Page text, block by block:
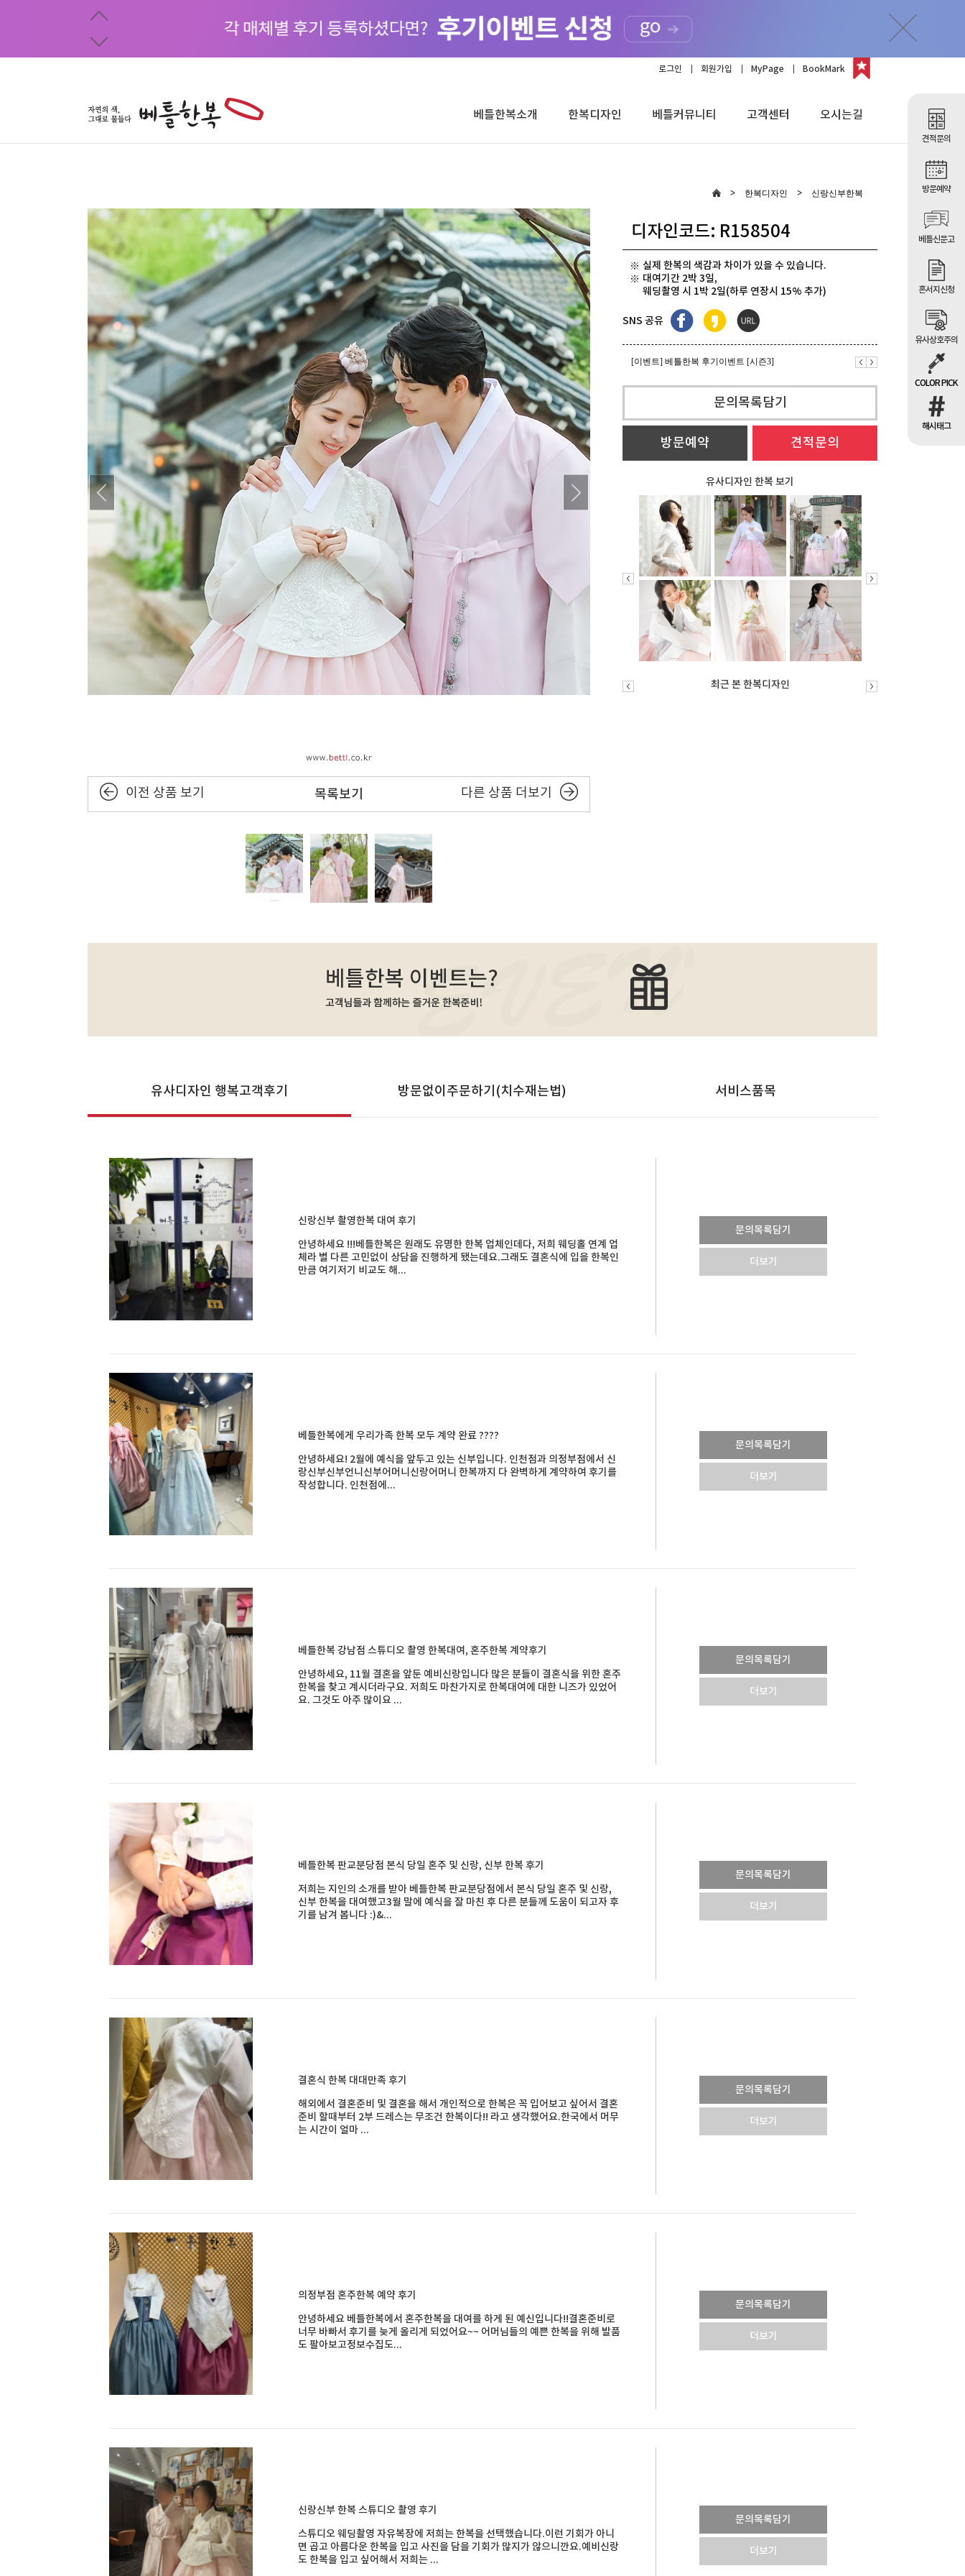
로그인 회원가입 MyPage BookMark
베틀한복소개 한복디자인 베틀커뮤니티 고객센터 오시는길
견적문의
방문예약
베틀신문고
혼서지신청
유사상호주의
COLOR PICK
해시태그
한복디자인 신랑신부한복
목록보기
이전 상품 보기 다른 상품 더보기
디자인코드: R158504
실제 한복의 색감과 차이가 있을 수 있습니다.
대여기간 2박 3일,
웨딩촬영 시 1박 2일(하루 연장시 15% 추가)
SNS 공유
[이벤트] 모바일 초대장 무료
[이벤트] 베틀한복 후기이벤트 [시즌3]
[이벤트] 모바일 초대장 무료
[이벤트] 베틀한복 후기이벤트 [시즌3]
문의목록담기
방문예약 견적문의
유사디자인 한복 보기
최근 본 한복디자인
유사디자인 행복고객후기 방문없이주문하기(치수재는법) 서비스품목
신랑신부 촬영한복 대여 후기
안녕하세요 !!!베틀한복은 원래도 유명한 한복 업체인데다, 저희 웨딩홀 연계 업
체라 별 다른 고민없이 상담을 진행하게 됐는데요.그래도 결혼식에 입을 한복인
만큼 여기저기 비교도 해...
문의목록담기
더보기
베틀한복에게 우리가족 한복 모두 계약 완료 ????
안녕하세요! 2월에 예식을 앞두고 있는 신부입니다. 인천점과 의정부점에서 신
랑신부신부언니신부어머니신랑어머니 한복까지 다 완벽하게 계약하여 후기를
작성합니다. 인천점에...
문의목록담기
더보기
베틀한복 강남점 스튜디오 촬영 한복대여, 혼주한복 계약후기
안녕하세요, 11월 결혼을 앞둔 예비신랑입니다 많은 분들이 결혼식을 위한 혼주
한복을 찾고 계시더라구요. 저희도 마찬가지로 한복대여에 대한 니즈가 있었어
요. 그것도 아주 많이요 ...
문의목록담기
더보기
베틀한복 판교분당점 본식 당일 혼주 및 신랑, 신부 한복 후기
저희는 지인의 소개를 받아 베틀한복 판교분당점에서 본식 당일 혼주 및 신랑,
신부 한복을 대여했고3월 말에 예식을 잘 마친 후 다른 분들께 도움이 되고자 후
기를 남겨 봅니다 :)&...
문의목록담기
더보기
결혼식 한복 대대만족 후기
해외에서 결혼준비 및 결혼을 해서 개인적으로 한복은 꼭 입어보고 싶어서 결혼
준비 할때부터 2부 드레스는 무조건 한복이다!! 라고 생각했어요.한국에서 머무
는 시간이 얼마 ...
문의목록담기
더보기
의정부점 혼주한복 예약 후기
안녕하세요 베틀한복에서 혼주한복을 대여를 하게 된 예신입니다!!결혼준비로
너무 바빠서 후기를 늦게 올리게 되었어요~~ 어머님들의 예쁜 한복을 위해 발품
도 팔아보고정보수집도...
문의목록담기
더보기
신랑신부 한복 스튜디오 촬영 후기
스튜디오 웨딩촬영 자유복장에 저희는 한복을 선택했습니다.이런 기회가 아니
면 곱고 아름다운 한복을 입고 사진을 담을 기회가 많지가 않으니깐요.예비신랑
도 한복을 입고 싶어해서 저희는 ...
문의목록담기
더보기